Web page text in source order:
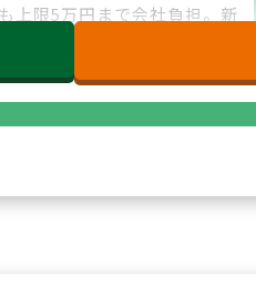
上限5万円まで会社負担。新
も安心して勤務を開始でき